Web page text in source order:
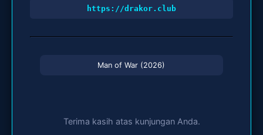
https://drakor.club
Man of War (2026)
Terima kasih atas kunjungan Anda.